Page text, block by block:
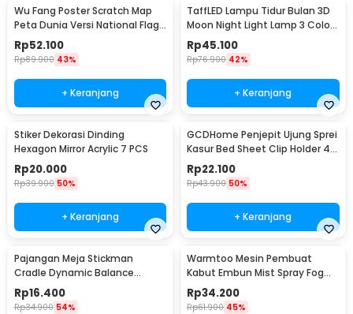
Wu Fang Poster Scratch Map
Peta Dunia Versi National Flag
- ZJP-M018
Rp52.100
Rp89.900 43%
+ Keranjang
TaffLED Lampu Tidur Bulan 3D
Moon Night Light Lamp 3 Color
8cm 1W 5V - LD002701
Rp45.100
Rp76.900 42%
+ Keranjang
Stiker Dekorasi Dinding
Hexagon Mirror Acrylic 7 PCS
Rp20.000
Rp39.900 50%
+ Keranjang
GCDHome Penjepit Ujung Sprei
Kasur Bed Sheet Clip Holder 4
PCS - FS-1809
Rp22.100
Rp43.900 50%
+ Keranjang
Pajangan Meja Stickman
Cradle Dynamic Balance
Instrument Ball Pendulum
Rp16.400
Rp34.900 54%
Warmtoo Mesin Pembuat
Kabut Embun Mist Spray Fog
Maker 12 LED 24V - WT01
Rp34.200
Rp61.900 45%